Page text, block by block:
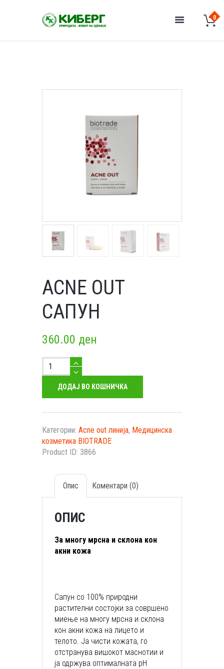
ACNE OUT
САПУН
360.00 ден
Acne
Out
сапунДОДАЈ ВО КОШНИЧКА
Категории: Acne out линија, Медицинска
козметика BIOTRADE
Product ID: 3866
Опис Коментари (0)
ОПИС
За многу мрсна и склона кон
акни кожа
Сапун со 100% природни
растителни состојки за совршено
миење на многу мрсна и склона
кон акни кожа на лицето и
телото. Ја чисти кожата, го
отстранува вишокот маснотии и
ја одржува оптималната pH